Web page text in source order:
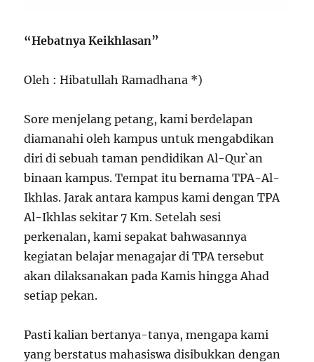
“Hebatnya Keikhlasan”
Oleh : Hibatullah Ramadhana *)
Sore menjelang petang, kami berdelapan
diamanahi oleh kampus untuk mengabdikan
diri di sebuah taman pendidikan Al-Qur`an
binaan kampus. Tempat itu bernama TPA-Al-
Ikhlas. Jarak antara kampus kami dengan TPA
Al-Ikhlas sekitar 7 Km. Setelah sesi
perkenalan, kami sepakat bahwasannya
kegiatan belajar menagajar di TPA tersebut
akan dilaksanakan pada Kamis hingga Ahad
setiap pekan.
Pasti kalian bertanya-tanya, mengapa kami
yang berstatus mahasiswa disibukkan dengan